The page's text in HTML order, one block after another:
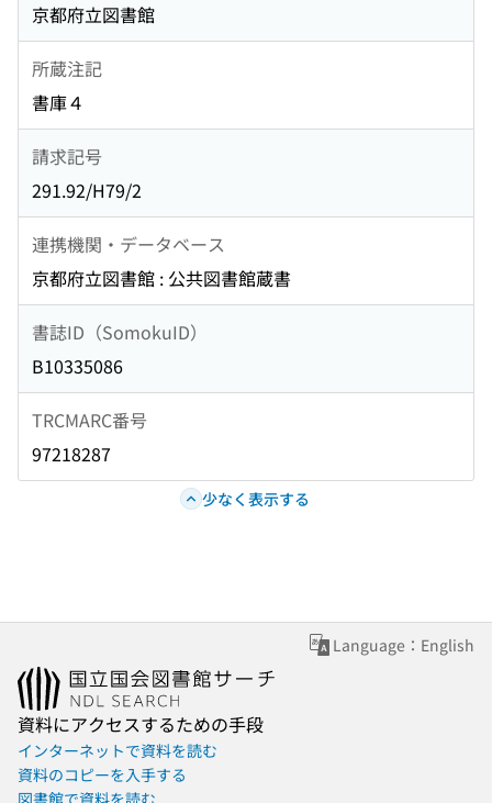
京都府立図書館
所蔵注記
書庫４
請求記号
291.92/H79/2
連携機関・データベース
京都府立図書館 : 公共図書館蔵書
書誌ID（SomokuID）
B10335086
TRCMARC番号
97218287
少なく表示する
Language：English
資料にアクセスするための手段
インターネットで資料を読む
資料のコピーを入手する